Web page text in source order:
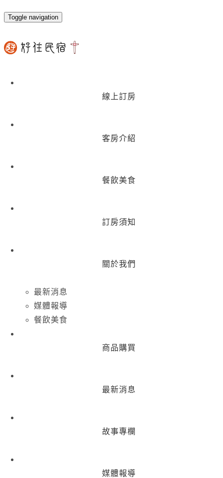
Toggle navigation
線上訂房
客房介紹
餐飲美食
訂房須知
關於我們
最新消息
媒體報導
餐飲美食
商品購買
最新消息
故事專欄
媒體報導